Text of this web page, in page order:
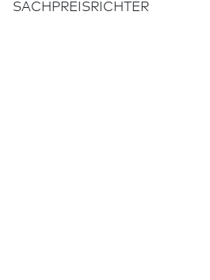
SACHPREISRICHTER